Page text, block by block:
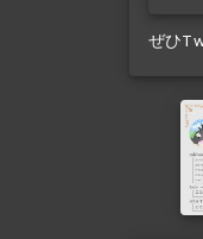
ぜひ